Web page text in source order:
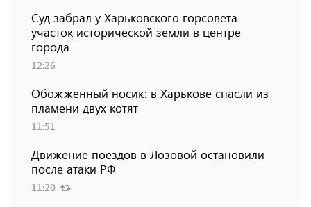
Суд забрал у Харьковского горсовета
участок исторической земли в центре
города
12:26
Обожженный носик: в Харькове спасли из
пламени двух котят
11:51
Движение поездов в Лозовой остановили
после атаки РФ
11:20